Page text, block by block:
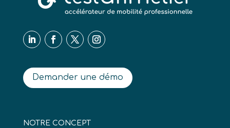
Demander une démo
NOTRE CONCEPT